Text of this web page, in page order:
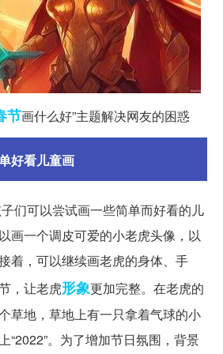
节画什么好”主题解决网友的困惑
好看儿童画
们可以尝试画一些简单而好看的儿
画一个调皮可爱的小老虎头像，以
着，可以继续画老虎的身体、手
，让老虎形象更加完整。在老虎的
草地，草地上有一只拿着气球的小
“2022”。为了增加节日氛围，背景